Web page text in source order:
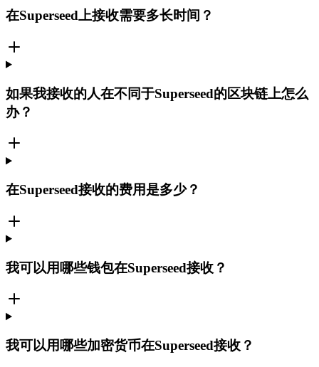
在Superseed上接收需要多长时间？
如果我接收的人在不同于Superseed的区块链上怎么
办？
在Superseed接收的费用是多少？
我可以用哪些钱包在Superseed接收？
我可以用哪些加密货币在Superseed接收？